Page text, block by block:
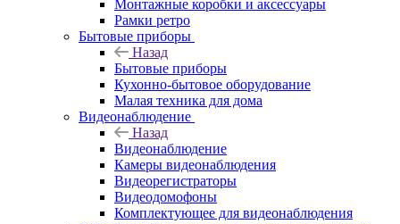
Монтажные коробки и аксессуары
Рамки ретро
Бытовые приборы
Назад
Бытовые приборы
Кухонно-бытовое оборудование
Малая техника для дома
Видеонаблюдение
Назад
Видеонаблюдение
Камеры видеонаблюдения
Видеорегистраторы
Видеодомофоны
Комплектующее для видеонаблюдения